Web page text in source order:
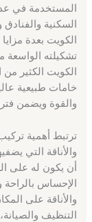
المستخدمة في
السكنية والفنادق
الكويت بعدة
تشكيلته الواسعة
الكويت الكثير من
خامات طبيعية
والقوة ويضمن
ترتبط أهمية
والأناقة التي
أن يكون له على
الإحساس
والأناقة على
التنظيف